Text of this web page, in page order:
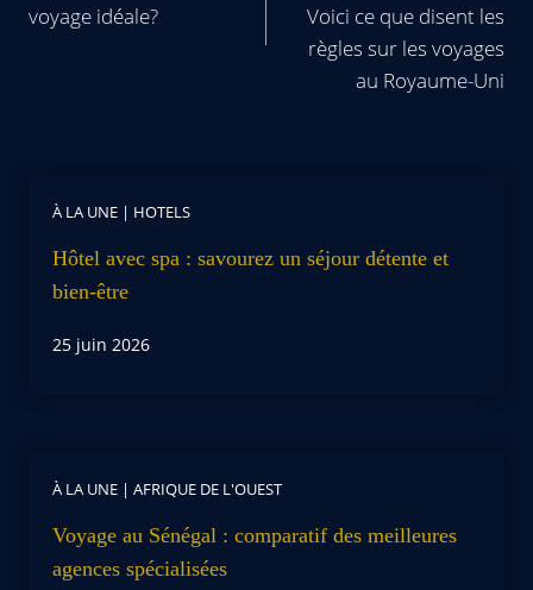
voyage idéale?
Voici ce que disent les
règles sur les voyages
au Royaume-Uni
À LA UNE | HOTELS
Hôtel avec spa : savourez un séjour détente et
bien-être
25 juin 2026
À LA UNE | AFRIQUE DE L'OUEST
Voyage au Sénégal : comparatif des meilleures
agences spécialisées